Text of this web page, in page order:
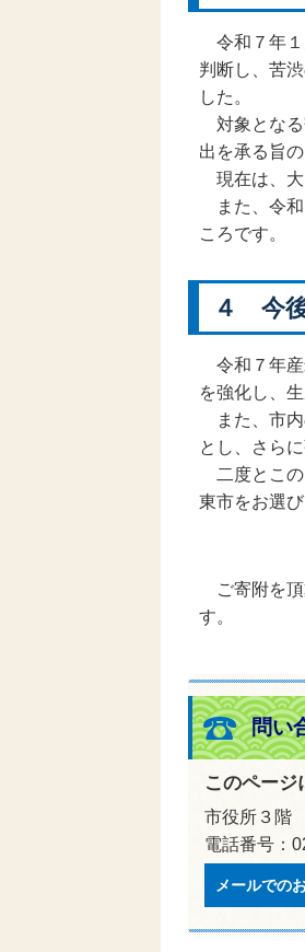
令和７年１
判断し、苦
した。
対象となる
出を承る旨
現在は、大
また、令和
ころです。
４ 今
令和７年産
を強化し、
また、市内
とし、さら
二度とこの
東市をお選
ご寄附を頂
す。
問い
このページ
市役所３階
電話番号：
メールでの